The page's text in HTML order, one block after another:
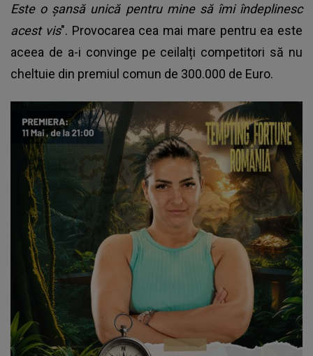
Este o șansă unică pentru mine să îmi îndeplinesc
acest vis". Provocarea cea mai mare pentru ea este
aceea de a-i convinge pe ceilalți competitori să nu
cheltuie din premiul comun de 300.000 de Euro.